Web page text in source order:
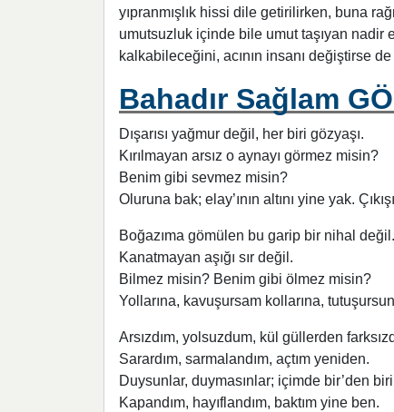
yıpranmışlık hissi dile getirilirken, buna
umutsuzluk içinde bile umut taşıyan nadir
kalkabileceğini, acının insanı değiştirse
Bahadır Sağlam
Dışarısı yağmur değil, her biri gözyaşı.
Kırılmayan arsız o aynayı görmez misin?
Benim gibi sevmez misin?
Oluruna bak; elay’ının altını yine yak.
Boğazıma gömülen bu garip bir nihal değil.
Kanatmayan aşığı sır değil.
Bilmez misin? Benim gibi ölmez misin?
Yollarına, kavuşursam kollarına,
Arsızdım, yolsuzdum, kül güllerden
Sarardım, sarmalandım, açtım yeniden.
Duysunlar, duymasınlar; içimde bir’den
Kapandım, hayıflandım, baktım yine ben.